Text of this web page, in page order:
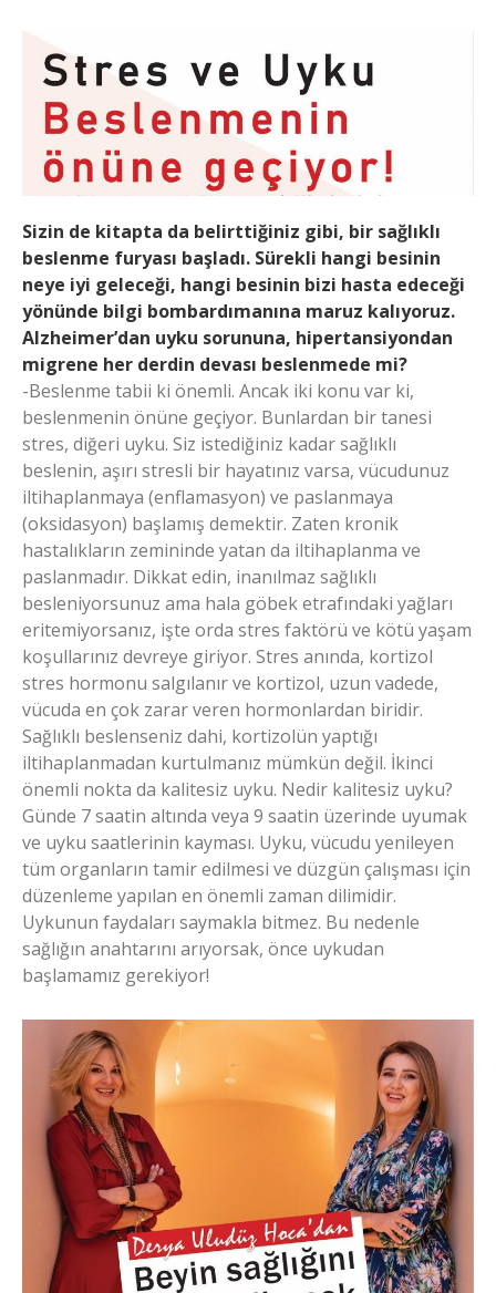
Sizin de kitapta da belirttiğiniz gibi, bir sağlıklı
beslenme furyası başladı. Sürekli hangi besinin
neye iyi geleceği, hangi besinin bizi hasta edeceği
yönünde bilgi bombardımanına maruz kalıyoruz.
Alzheimer’dan uyku sorununa, hipertansiyondan
migrene her derdin devası beslenmede mi?
-Beslenme tabii ki önemli. Ancak iki konu var ki,
beslenmenin önüne geçiyor. Bunlardan bir tanesi
stres, diğeri uyku. Siz istediğiniz kadar sağlıklı
beslenin, aşırı stresli bir hayatınız varsa, vücudunuz
iltihaplanmaya (enflamasyon) ve paslanmaya
(oksidasyon) başlamış demektir. Zaten kronik
hastalıkların zemininde yatan da iltihaplanma ve
paslanmadır. Dikkat edin, inanılmaz sağlıklı
besleniyorsunuz ama hala göbek etrafındaki yağları
eritemiyorsanız, işte orda stres faktörü ve kötü yaşam
koşullarınız devreye giriyor. Stres anında, kortizol
stres hormonu salgılanır ve kortizol, uzun vadede,
vücuda en çok zarar veren hormonlardan biridir.
Sağlıklı beslenseniz dahi, kortizolün yaptığı
iltihaplanmadan kurtulmanız mümkün değil. İkinci
önemli nokta da kalitesiz uyku. Nedir kalitesiz uyku?
Günde 7 saatin altında veya 9 saatin üzerinde uyumak
ve uyku saatlerinin kayması. Uyku, vücudu yenileyen
tüm organların tamir edilmesi ve düzgün çalışması için
düzenleme yapılan en önemli zaman dilimidir.
Uykunun faydaları saymakla bitmez. Bu nedenle
sağlığın anahtarını arıyorsak, önce uykudan
başlamamız gerekiyor!